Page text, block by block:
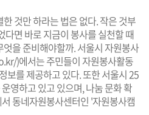
R
L
복
사
유
하
기
크
게
변
경
하
기
작
게
변
경
하
기
것만 하라는 법은 없다. 작은 것부
다면 바로 지금이 봉사를 실천할 때
을 준비해야할까. 서울시 자원봉사
)에서는 주민들이 자원봉사활동
보를 제공하고 있다. 또한 서울시 25
영하고 있고 있으며, 나눔 문화 확
동네자원봉사센터인 '자원봉사캠